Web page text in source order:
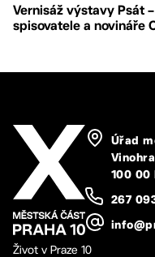
Vernisáž výstavy Psát
spisovatele a novináře
Úřad
100 00
267 093
Život v Praze 10